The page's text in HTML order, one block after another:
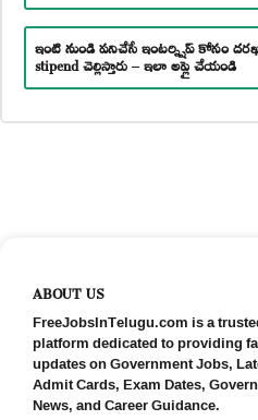
ఇంటి నుండి పనిచేసే ఇంటర్న్షిప్ కోసం
stipend చెల్లిస్తారు – ఇలా అప్లై చేయండి
ABOUT US
FreeJobsInTelugu.com is a
platform dedicated to providing
updates on Government Jobs,
Admit Cards, Exam Dates,
News, and Career Guidance.